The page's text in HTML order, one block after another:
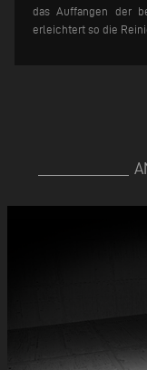
das Auffangen der
erleichtert so die